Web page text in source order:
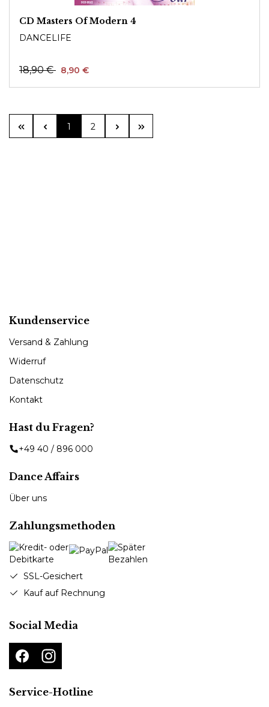
CD Masters Of Modern 4
DANCELIFE
18,90 € 8,90 €
Seite
1 Seite
2
Kundenservice
Versand & Zahlung
Widerruf
Datenschutz
Kontakt
Hast du Fragen?
+49 40 / 896 000
Dance Affairs
Über uns
Zahlungsmethoden
SSL-Gesichert
Kauf auf Rechnung
Social Media
Service-Hotline